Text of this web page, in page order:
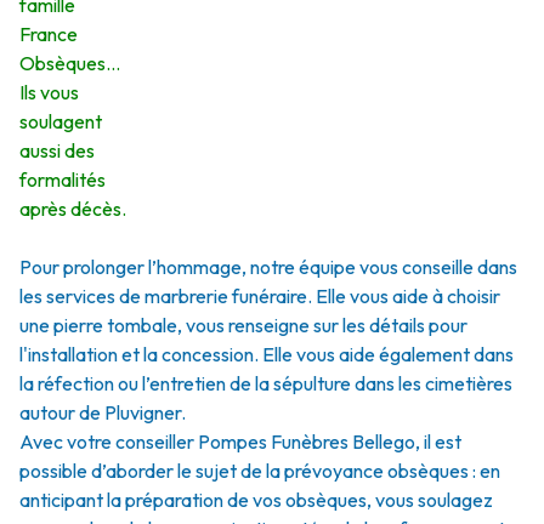
famille
France
Obsèques…
Ils vous
soulagent
aussi des
formalités
après décès.
Pour prolonger l’hommage, notre équipe vous conseille dans
les services de marbrerie funéraire. Elle vous aide à choisir
une pierre tombale, vous renseigne sur les détails pour
l'installation et la concession. Elle vous aide également dans
la réfection ou l’entretien de la sépulture dans les cimetières
autour de Pluvigner.
Avec votre conseiller Pompes Funèbres Bellego, il est
possible d’aborder le sujet de la prévoyance obsèques : en
anticipant la préparation de vos obsèques, vous soulagez